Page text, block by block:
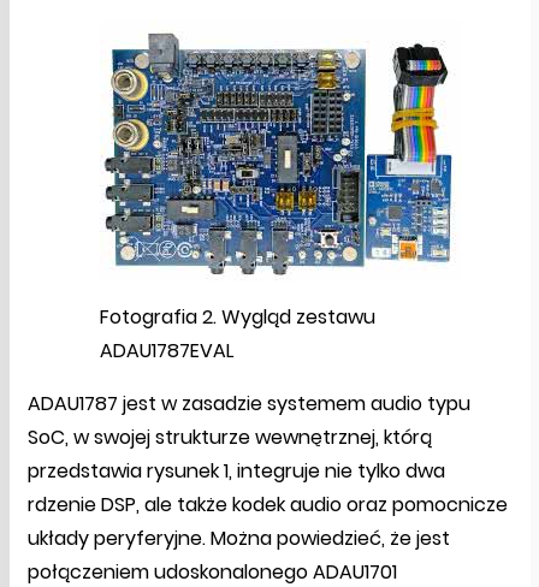
Fotografia 2. Wygląd zestawu
ADAU1787EVAL
ADAU1787 jest w zasadzie systemem audio typu
SoC, w swojej strukturze wewnętrznej, którą
przedstawia rysunek 1, integruje nie tylko dwa
rdzenie DSP, ale także kodek audio oraz pomocnicze
układy peryferyjne. Można powiedzieć, że jest
połączeniem udoskonalonego ADAU1701